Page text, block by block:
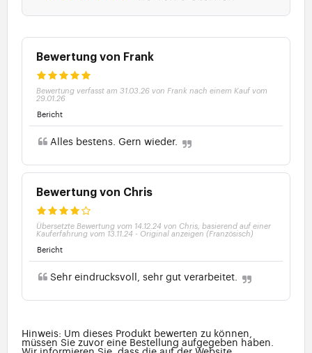
Bewertung von Frank
Bewertung verfasst am 31.03.26 von Frank nach einem Kauf vom
29.01.26
Bericht
Alles bestens. Gern wieder.
Bewertung von Chris
Übersetzte Bewertung vom 14.12.24 von Chris, basierend auf einer
Kauferfahrung vom 13.11.24 - Original anzeigen (Französisch)
Bericht
Sehr eindrucksvoll, sehr gut verarbeitet.
Hinweis: Um dieses Produkt bewerten zu können,
müssen Sie zuvor eine Bestellung aufgegeben haben.